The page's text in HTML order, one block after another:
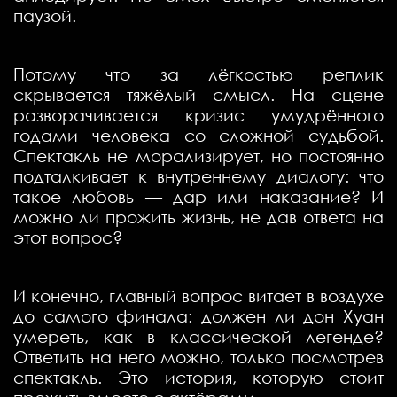
паузой.
Потому что за лёгкостью реплик
скрывается тяжёлый смысл. На сцене
разворачивается кризис умудрённого
годами человека со сложной судьбой.
Спектакль не морализирует, но постоянно
подталкивает к внутреннему диалогу: что
такое любовь — дар или наказание? И
можно ли прожить жизнь, не дав ответа на
этот вопрос?
И конечно, главный вопрос витает в воздухе
до самого финала: должен ли дон Хуан
умереть, как в классической легенде?
Ответить на него можно, только посмотрев
спектакль. Это история, которую стоит